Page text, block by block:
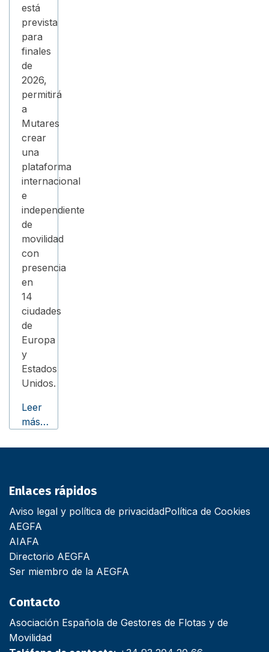
está
prevista
para
finales
de
2026,
permitirá
a
Mutares
crear
una
plataforma
internacional
e
independiente
de
movilidad
con
presencia
en
14
ciudades
de
Europa
y
Estados
Unidos.
Leer
más…
Enlaces rápidos
Aviso legal y política de privacidadPolítica de Cookies
AEGFA
AIAFA
Directorio AEGFA
Ser miembro de la AEGFA
Contacto
Asociación Española de Gestores de Flotas y de
Movilidad